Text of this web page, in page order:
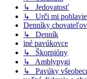
↳ Jedovatosť
↳ Urči mi pohlavie
Denníky chovateľov
↳ Denník
iné pavúkovce
↳ Škorpióny
↳ Amblypygi
↳ Pavúky